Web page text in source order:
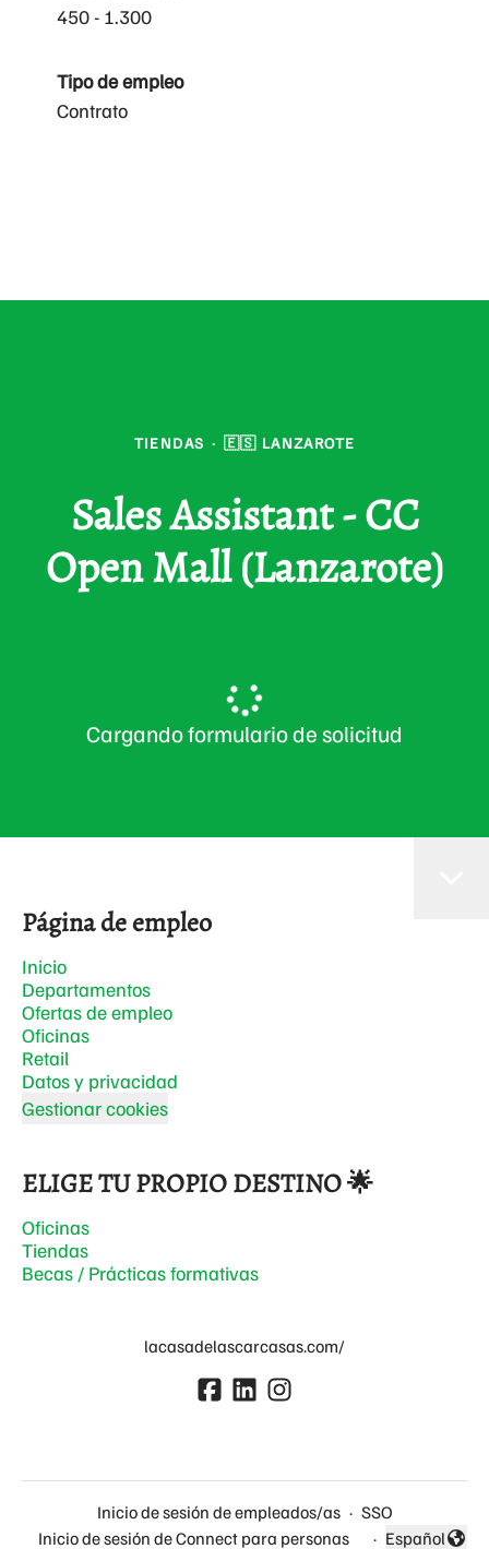
450 - 1.300
Tipo de empleo
Contrato
TIENDAS · 🇪🇸 LANZAROTE
Sales Assistant - CC
Open Mall (Lanzarote)
Cargando formulario de solicitud
Página de empleo
Inicio
Departamentos
Ofertas de empleo
Oficinas
Retail
Datos y privacidad
Gestionar cookies
ELIGE TU PROPIO DESTINO 🌟
Oficinas
Tiendas
Becas / Prácticas formativas
lacasadelascarcasas.com/
Inicio de sesión de empleados/as · SSO
Inicio de sesión de Connect para personas
· Español